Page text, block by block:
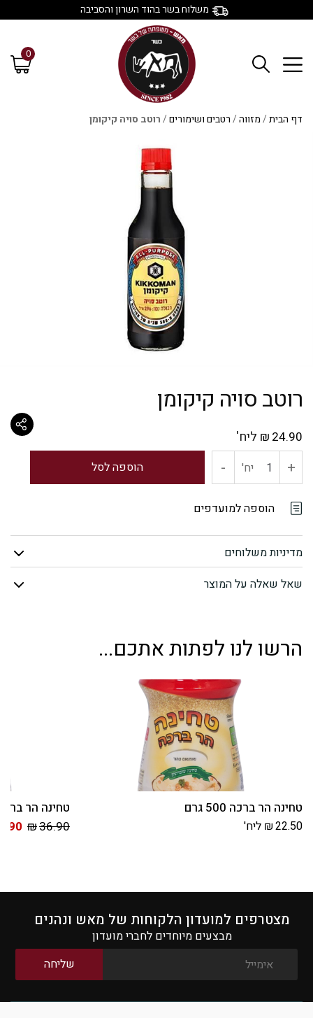
משלוח בשר בהוד השרון והסביבה
0
דף הבית/מזווה/רטבים ושימורים/רוטב סויה קיקומן
רוטב סויה קיקומן
₪ 24.90 ליח'
+ כמות
סויה
קיקומן
יח' - הוספה לסל
הוספה למועדפים
מדיניות משלוחים
שאל שאלה על המוצר
הרשו לנו לפתות אתכם...
טחינה הר ברכה 500 גרם
₪22.50 ליח'
טחינה הר ברכה 1
₪36.90
מצטרפים למועדון הלקוחות של מאש ונהנים
מבצעים מיוחדים לחברי מועדון